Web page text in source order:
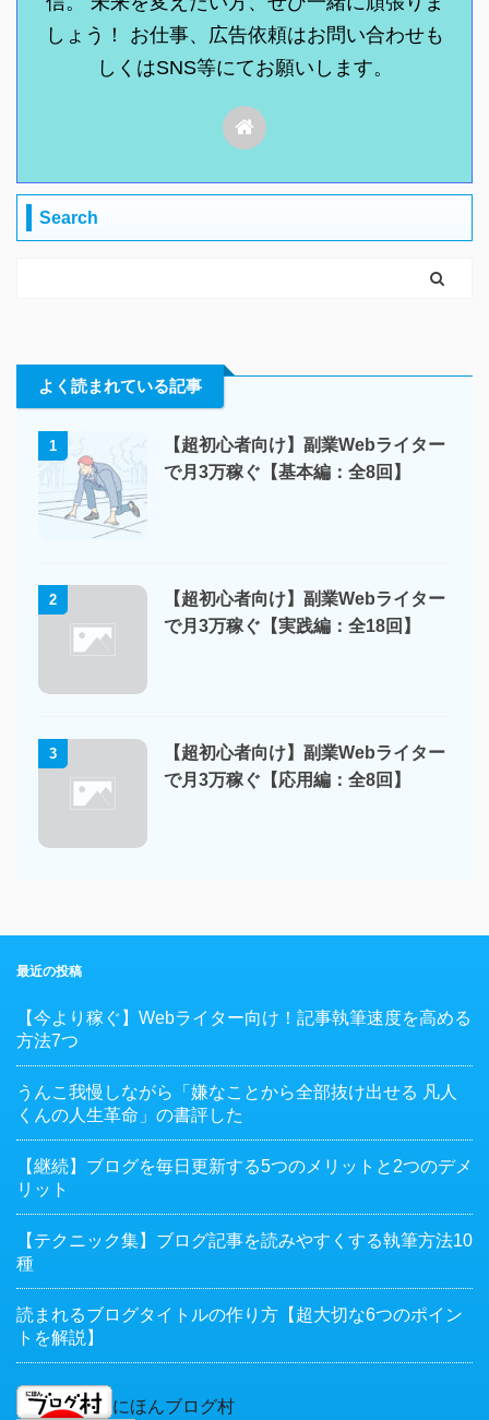
しょう！ お仕事、広告依頼はお問い合わせも
しくはSNS等にてお願いします。
Search
よく読まれている記事
1
【超初心者向け】副業Webライター
で月3万稼ぐ【基本編：全8回】
2
【超初心者向け】副業Webライター
で月3万稼ぐ【実践編：全18回】
3
【超初心者向け】副業Webライター
で月3万稼ぐ【応用編：全8回】
最近の投稿
【今より稼ぐ】Webライター向け！記事執筆速度を高める
方法7つ
うんこ我慢しながら「嫌なことから全部抜け出せる 凡人
くんの人生革命」の書評した
【継続】ブログを毎日更新する5つのメリットと2つのデメ
リット
【テクニック集】ブログ記事を読みやすくする執筆方法10
種
読まれるブログタイトルの作り方【超大切な6つのポイン
トを解説】
にほんブログ村